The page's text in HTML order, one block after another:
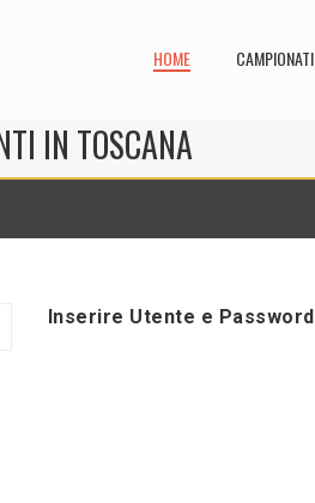
HOME CAMPIONATI
IN TOSCANA
Inserire Utente e Password